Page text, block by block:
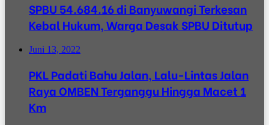
SPBU 54.684.16 di Banyuwangi Terkesan
Kebal Hukum, Warga Desak SPBU Ditutup
Juni 13, 2022
PKL Padati Bahu Jalan, Lalu-Lintas Jalan
Raya OMBEN Terganggu Hingga Macet 1
Km